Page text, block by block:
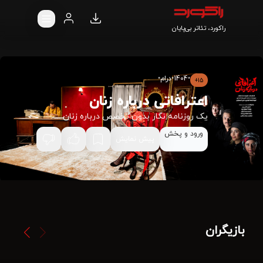
راکورد، تئاتر بی‌پایان
15+
•
1404
•درام•
اعترافاتی درباره زنان
یک روزنامه نگار بدون تخصص درباره زنان ...
ورود و پخش
بازیگران